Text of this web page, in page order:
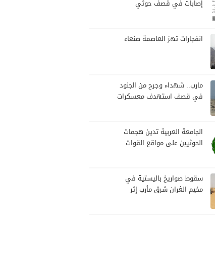
إصابات في قصف حوثي
انفجارات تهز العاصمة صنعاء
مارب.. شهداء وجرح من الجنود
في قصف استهدف معسكرات
الجامعة العربية تدين هجمات
الحوثيين على مواقع القوات
سقوط صواريخ باليستية في
مخيم الغران شرق مأرب إثر